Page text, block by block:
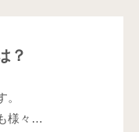
？
様々…